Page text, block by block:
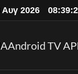
Αυγ 2026
Android TV